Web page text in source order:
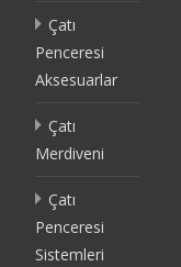
Çatı
Penceresi
Aksesuarlar
Çatı
Merdiveni
Çatı
Penceresi
Sistemleri